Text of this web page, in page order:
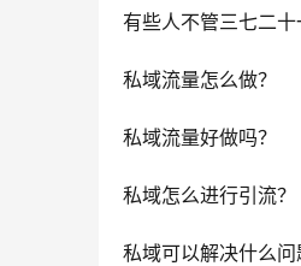
有些人不管三七二十
私域流量怎么做？
私域流量好做吗？
私域怎么进行引流？
私域可以解决什么问